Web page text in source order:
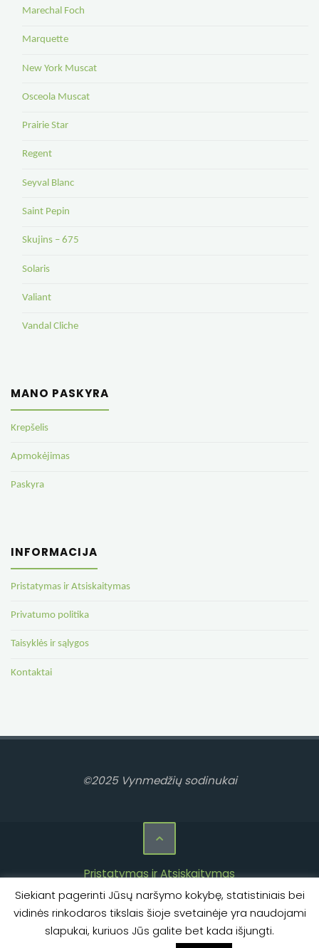
Marechal Foch
Marquette
New York Muscat
Osceola Muscat
Prairie Star
Regent
Seyval Blanc
Saint Pepin
Skujins – 675
Solaris
Valiant
Vandal Cliche
MANO PASKYRA
Krepšelis
Apmokėjimas
Paskyra
INFORMACIJA
Pristatymas ir Atsiskaitymas
Privatumo politika
Taisyklės ir sąlygos
Kontaktai
©2025 Vynmedžių sodinukai
Pristatymas ir Atsiskaitymas
Privatumo politika
Taisyklės ir sąlygos
Kontaktai
Siekiant pagerinti Jūsų naršymo kokybę, statistiniais bei
vidinės rinkodaros tikslais šioje svetainėje yra naudojami
slapukai, kuriuos Jūs galite bet kada išjungti.